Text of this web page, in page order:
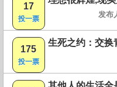
17
投一票
发布
175
投一票
生死之约：交换